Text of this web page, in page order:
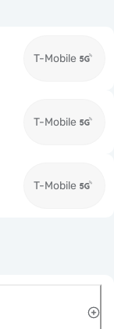
T-Mobile
T-Mobile
T-Mobile